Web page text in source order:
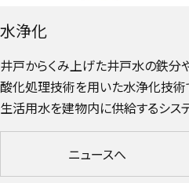
水浄化
井戸からくみ上げた井戸水の鉄分
酸化処理技術を用いた水浄化技術
生活用水を建物内に供給するシス
ニュースへ外部リンクへ遷